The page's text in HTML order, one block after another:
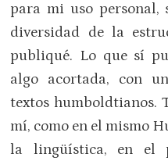
para mi uso personal,
diversidad de la
publiqué. Lo que sí
algo acortada, con
textos humboldtianos.
mí, como en el mismo
la lingüística, en el